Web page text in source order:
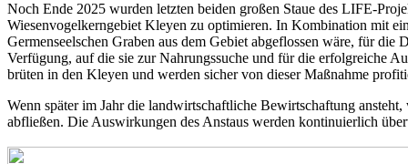
Noch Ende 2025 wurden letzten beiden großen Staue des LIFE-
Wiesenvogelkerngebiet Kleyen zu optimieren. In Kombination mit
Germenseelschen Graben aus dem Gebiet abgeflossen wäre, für
Verfügung, auf die sie zur Nahrungssuche und für die erfolgreiche
brüten in den Kleyen und werden sicher von dieser Maßnahme
Wenn später im Jahr die landwirtschaftliche Bewirtschaftung
abfließen. Die Auswirkungen des Anstaus werden kontinuierlich